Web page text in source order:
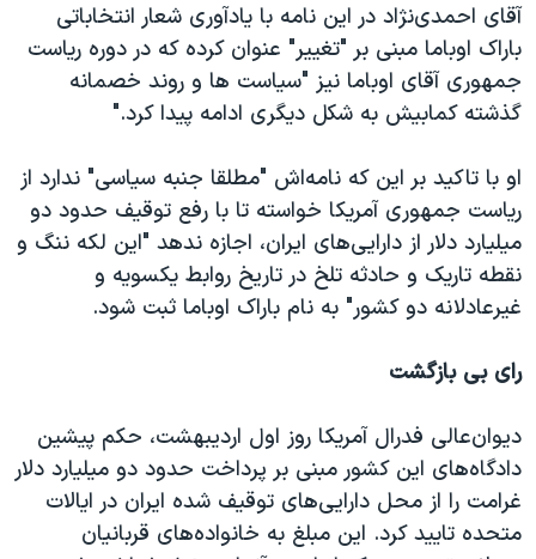
نرگس محمدی برنده جایزه نوبل صلح
همایش محافظه‌کاران آمریکا «سی‌پک»
صفحه‌های ویژه
آقای احمدی‌نژاد در این نامه با یادآوری شعار انتخاباتی
باراک اوباما مبنی بر "تغییر" عنوان کرده که در دوره ریاست
جمهوری آقای اوباما نیز "سیاست ها و روند خصمانه
گذشته کمابیش به شکل دیگری ادامه پیدا کرد."
او با تاکید بر این که نامه‌اش "مطلقا جنبه سیاسی" ندارد از
ریاست جمهوری آمریکا خواسته تا با رفع توقیف حدود دو
میلیارد دلار از دارایی‌های ایران، اجازه ندهد "این لکه ننگ و
نقطه تاریک و حادثه تلخ در تاریخ روابط یکسویه و
غیرعادلانه دو کشور" به نام باراک اوباما ثبت شود.
رای بی بازگشت
دیوان‌عالی فدرال آمریکا روز اول اردیبهشت، حکم پیشین
دادگاه‌های این کشور مبنی بر پرداخت حدود دو میلیارد دلار
غرامت را از محل دارایی‌های توقیف شده ایران در ایالات
متحده تایید کرد. این مبلغ به خانواده‌های قربانیان